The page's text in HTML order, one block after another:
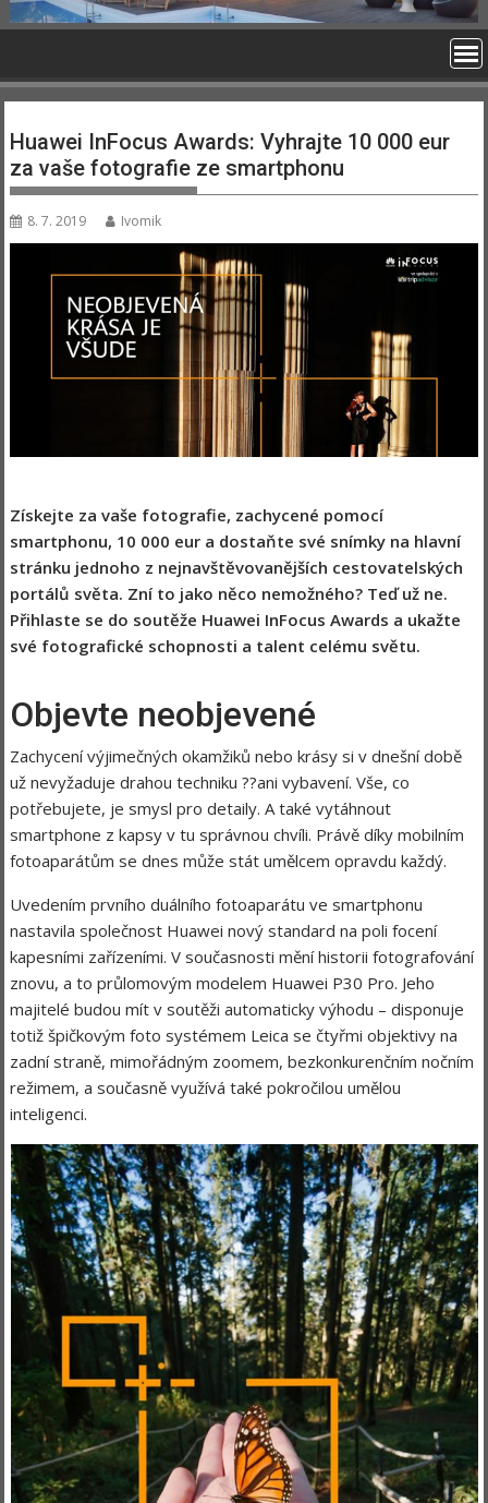
Huawei InFocus Awards: Vyhrajte 10 000 eur
za vaše fotografie ze smartphonu
8. 7. 2019 Ivomik
Získejte za vaše fotografie, zachycené pomocí
smartphonu, 10 000 eur a dostaňte své snímky na hlavní
stránku jednoho z nejnavštěvovanějších cestovatelských
portálů světa. Zní to jako něco nemožného? Teď už ne.
Přihlaste se do soutěže Huawei InFocus Awards a ukažte
své fotografické schopnosti a talent celému světu.
Objevte neobjevené
Zachycení výjimečných okamžiků nebo krásy si v dnešní době
už nevyžaduje drahou techniku ??ani vybavení. Vše, co
potřebujete, je smysl pro detaily. A také vytáhnout
smartphone z kapsy v tu správnou chvíli. Právě díky mobilním
fotoaparátům se dnes může stát umělcem opravdu každý.
Uvedením prvního duálního fotoaparátu ve smartphonu
nastavila společnost Huawei nový standard na poli focení
kapesními zařízeními. V současnosti mění historii fotografování
znovu, a to průlomovým modelem Huawei P30 Pro. Jeho
majitelé budou mít v soutěži automaticky výhodu – disponuje
totiž špičkovým foto systémem Leica se čtyřmi objektivy na
zadní straně, mimořádným zoomem, bezkonkurenčním nočním
režimem, a současně využívá také pokročilou umělou
inteligenci.